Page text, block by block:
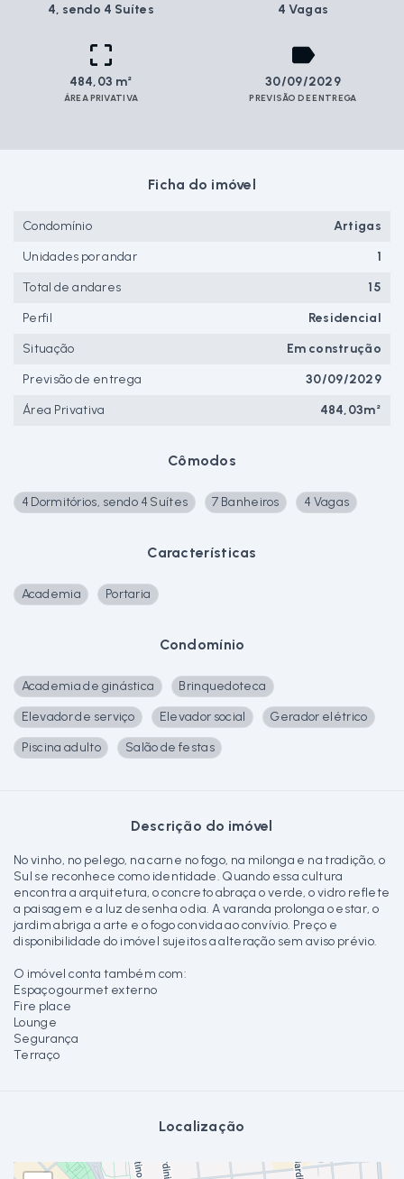
4, sendo 4 Suítes 4 Vagas
484,03 m²
ÁREA PRIVATIVA
30/09/2029
PREVISÃO DE ENTREGA
Cômodos
4 Dormitórios, sendo 4 Suítes 7 Banheiros 4 Vagas
Características
Academia Portaria
Condomínio
Academia de ginástica
Brinquedoteca
Elevador de serviço
Elevador social
Gerador elétrico
Piscina adulto
Salão de festas
Descrição do imóvel
No vinho, no pelego, na carne no fogo, na milonga e na tradição, o
Sul se reconhece como identidade. Quando essa cultura
encontra a arquitetura, o concreto abraça o verde, o vidro reflete
a paisagem e a luz desenha o dia. A varanda prolonga o estar, o
jardim abriga a arte e o fogo convida ao convívio. Preço e
disponibilidade do imóvel sujeitos a alteração sem aviso prévio.
O imóvel conta também com:
Espaço gourmet externo
Fire place
Lounge
Segurança
Terraço
Localização
Ficha do imóvel
Condomínio
Artigas
Unidades por andar
1
Total de andares
15
Perfil
Residencial
Situação
Em construção
Previsão de entrega
30/09/2029
Área Privativa
484,03m²